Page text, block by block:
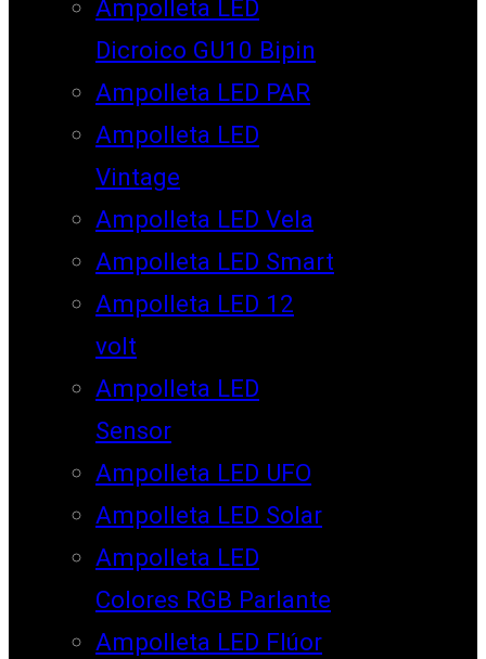
Ampolleta LED
Dicroico GU10 Bipin
Ampolleta LED PAR
Ampolleta LED
Vintage
Ampolleta LED Vela
Ampolleta LED Smart
Ampolleta LED 12
volt
Ampolleta LED
Sensor
Ampolleta LED UFO
Ampolleta LED Solar
Ampolleta LED
Colores RGB Parlante
Ampolleta LED Flúor